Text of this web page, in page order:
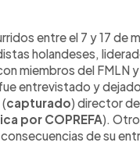
entre el 7 y 17 de
holandeses,
miembros del FMLN
entrevistado y
(capturado) director de
por COPREFA).
de su